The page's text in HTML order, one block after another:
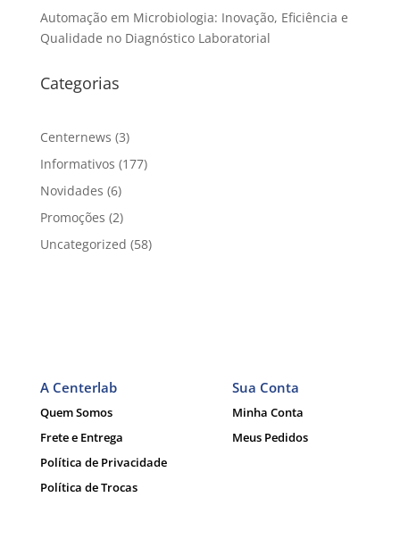
Automação em Microbiologia: Inovação, Eficiência e
Qualidade no Diagnóstico Laboratorial
Categorias
Centernews (3)
Informativos (177)
Novidades (6)
Promoções (2)
Uncategorized (58)
A Centerlab
Quem Somos
Frete e Entrega
Política de Privacidade
Política de Trocas
Sua Conta
Minha Conta
Meus Pedidos